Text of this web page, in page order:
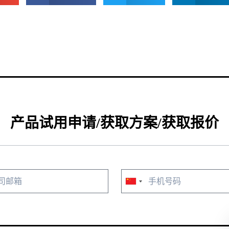
产品试用申请/获取方案/获取报价
China
+86